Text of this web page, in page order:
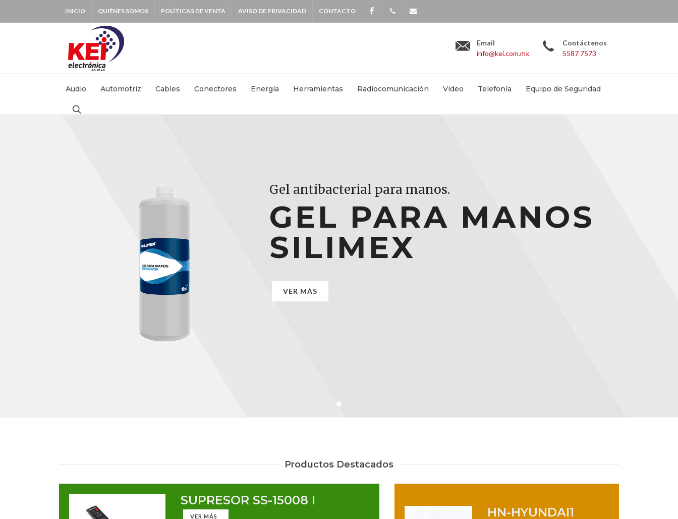
INICIO QUIÉNES SOMOS POLÍTICAS DE VENTA AVISO DE PRIVACIDAD CONTACTO Facebook
Email
info@kei.com.mx
Contáctenos
5587 7573
Audio Automotriz Cables Conectores Energía Herramientas Radiocomunicación Video Telefonía Equipo de Seguridad
Gel antibacterial para manos.
GEL PARA MANOS
SILIMEX
VER MÁS
Gel antibacterial para manos.
GEL PARA MANOS
SILIMEX
VER MÁS
Gel antibacterial para manos.
GEL PARA MANOS
SILIMEX
VER MÁS
Productos Destacados
SUPRESOR SS-15008 I
VER MÁS HN-HYUNDAI1